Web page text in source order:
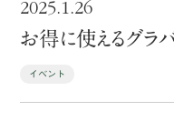
お得に使えるグラ
2025.1.26
イベント